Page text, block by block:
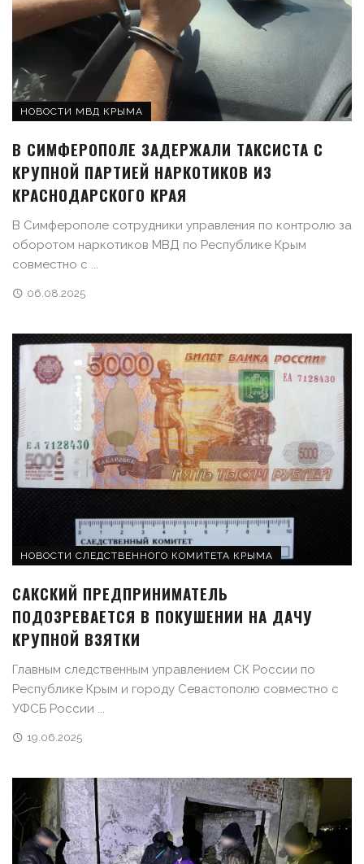
НОВОСТИ МВД КРЫМА
В СИМФЕРОПОЛЕ ЗАДЕРЖАЛИ ТАКСИСТА С
КРУПНОЙ ПАРТИЕЙ НАРКОТИКОВ ИЗ
КРАСНОДАРСКОГО КРАЯ
В Симферополе сотрудники управления по контролю за
оборотом наркотиков МВД по Республике Крым
совместно с ...
06.08.2025
НОВОСТИ СЛЕДСТВЕННОГО КОМИТЕТА КРЫМА
САКСКИЙ ПРЕДПРИНИМАТЕЛЬ
ПОДОЗРЕВАЕТСЯ В ПОКУШЕНИИ НА ДАЧУ
КРУПНОЙ ВЗЯТКИ
Главным следственным управлением СК России по
Республике Крым и городу Севастополю совместно с
УФСБ России ...
19.06.2025